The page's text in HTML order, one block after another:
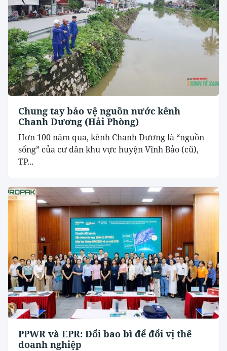
Chung tay bảo vệ nguồn nước kênh
Chanh Dương (Hải Phòng)
Hơn 100 năm qua, kênh Chanh Dương là “nguồn
sống” của cư dân khu vực huyện Vĩnh Bảo (cũ),
TP...
PPWR và EPR: Đổi bao bì để đổi vị thế
doanh nghiệp